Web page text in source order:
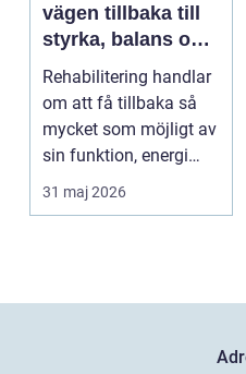
vägen tillbaka till
styrka, balans och
vardag
Rehabilitering handlar
om att få tillbaka så
mycket som möjligt av
sin funktion, energi
och trygghet...
31 maj 2026